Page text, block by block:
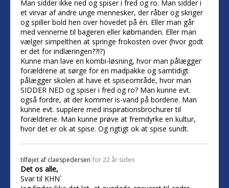
Man sidder ikke ned og spiser i fred og ro. Man sidder i
et virvar af andre unge mennesker, der råber og skriger
og spiller bold hen over hovedet på én. Eller man går
med vennerne til bageren eller købmanden. Eller man
vælger simpelthen at springe frokosten over (hvor godt
er det for indlæringen??!?)
Kunne man lave en kombi-løsning, hvor man pålægger
forældrene at sørge for en madpakke og samtidigt
pålægger skolen at have et spiseområde, hvor man
SIDDER NED og spiser i fred og ro? Man kunne evt.
også fordre, at der kommer is-vand på bordene. Man
kunne evt. supplere med inspirationsbrochurer til
forældrene. Man kunne prøve at fremdyrke en kultur,
hvor det er ok at spise. Og rigtigt ok at spise sundt.
tilføjet af claespedersen for 22 år siden
Det os alle,
Svar til KHN`